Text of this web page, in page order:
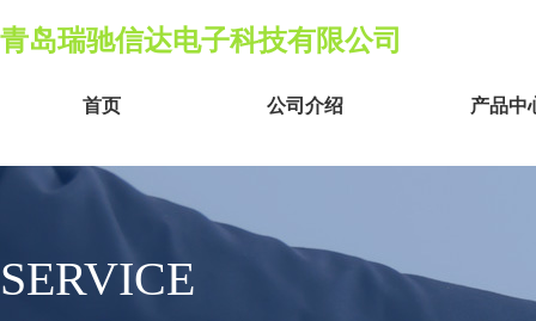
首页 公司介绍 产品中
青岛瑞驰信达电子科技有限公司
SERVICE